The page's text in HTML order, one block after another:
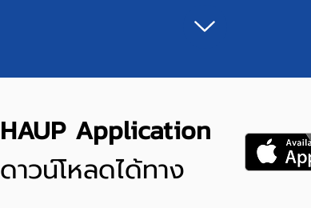
HAUP Application
ดาวน์โหลดได้ทาง